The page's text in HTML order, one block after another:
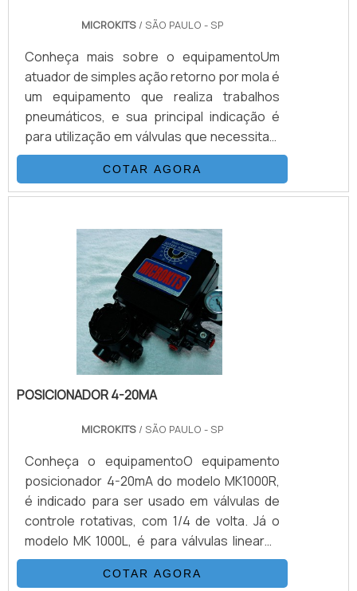
MICROKITS/ SÃO PAULO - SP
Conheça mais sobre o equipamentoUm
atuador de simples ação retorno por mola é
um equipamento que realiza trabalhos
pneumáticos, e sua principal indicação é
para utilização em válvulas que necessitam
de posicionamento de emergência ou
posição de pane dentro do processo.O
equipamento possui molas encapsuladas
instalados em seu interior, atuando na
abertura e/ou fechamento, sem que haja a
necessidade de utilizar ar comprimido no
acionamento em um dos sentidos. Assim.
COTAR AGORA
POSICIONADOR 4-20MA
MICROKITS/ SÃO PAULO - SP
Conheça o equipamentoO equipamento
posicionador 4-20mA do modelo MK1000R,
é indicado para ser usado em válvulas de
controle rotativas, com 1/4 de volta. Já o
modelo MK 1000L, é para válvulas lineares
de diversos cursos, com régua de
acionamento com um tamanho a ser
COTAR AGORA